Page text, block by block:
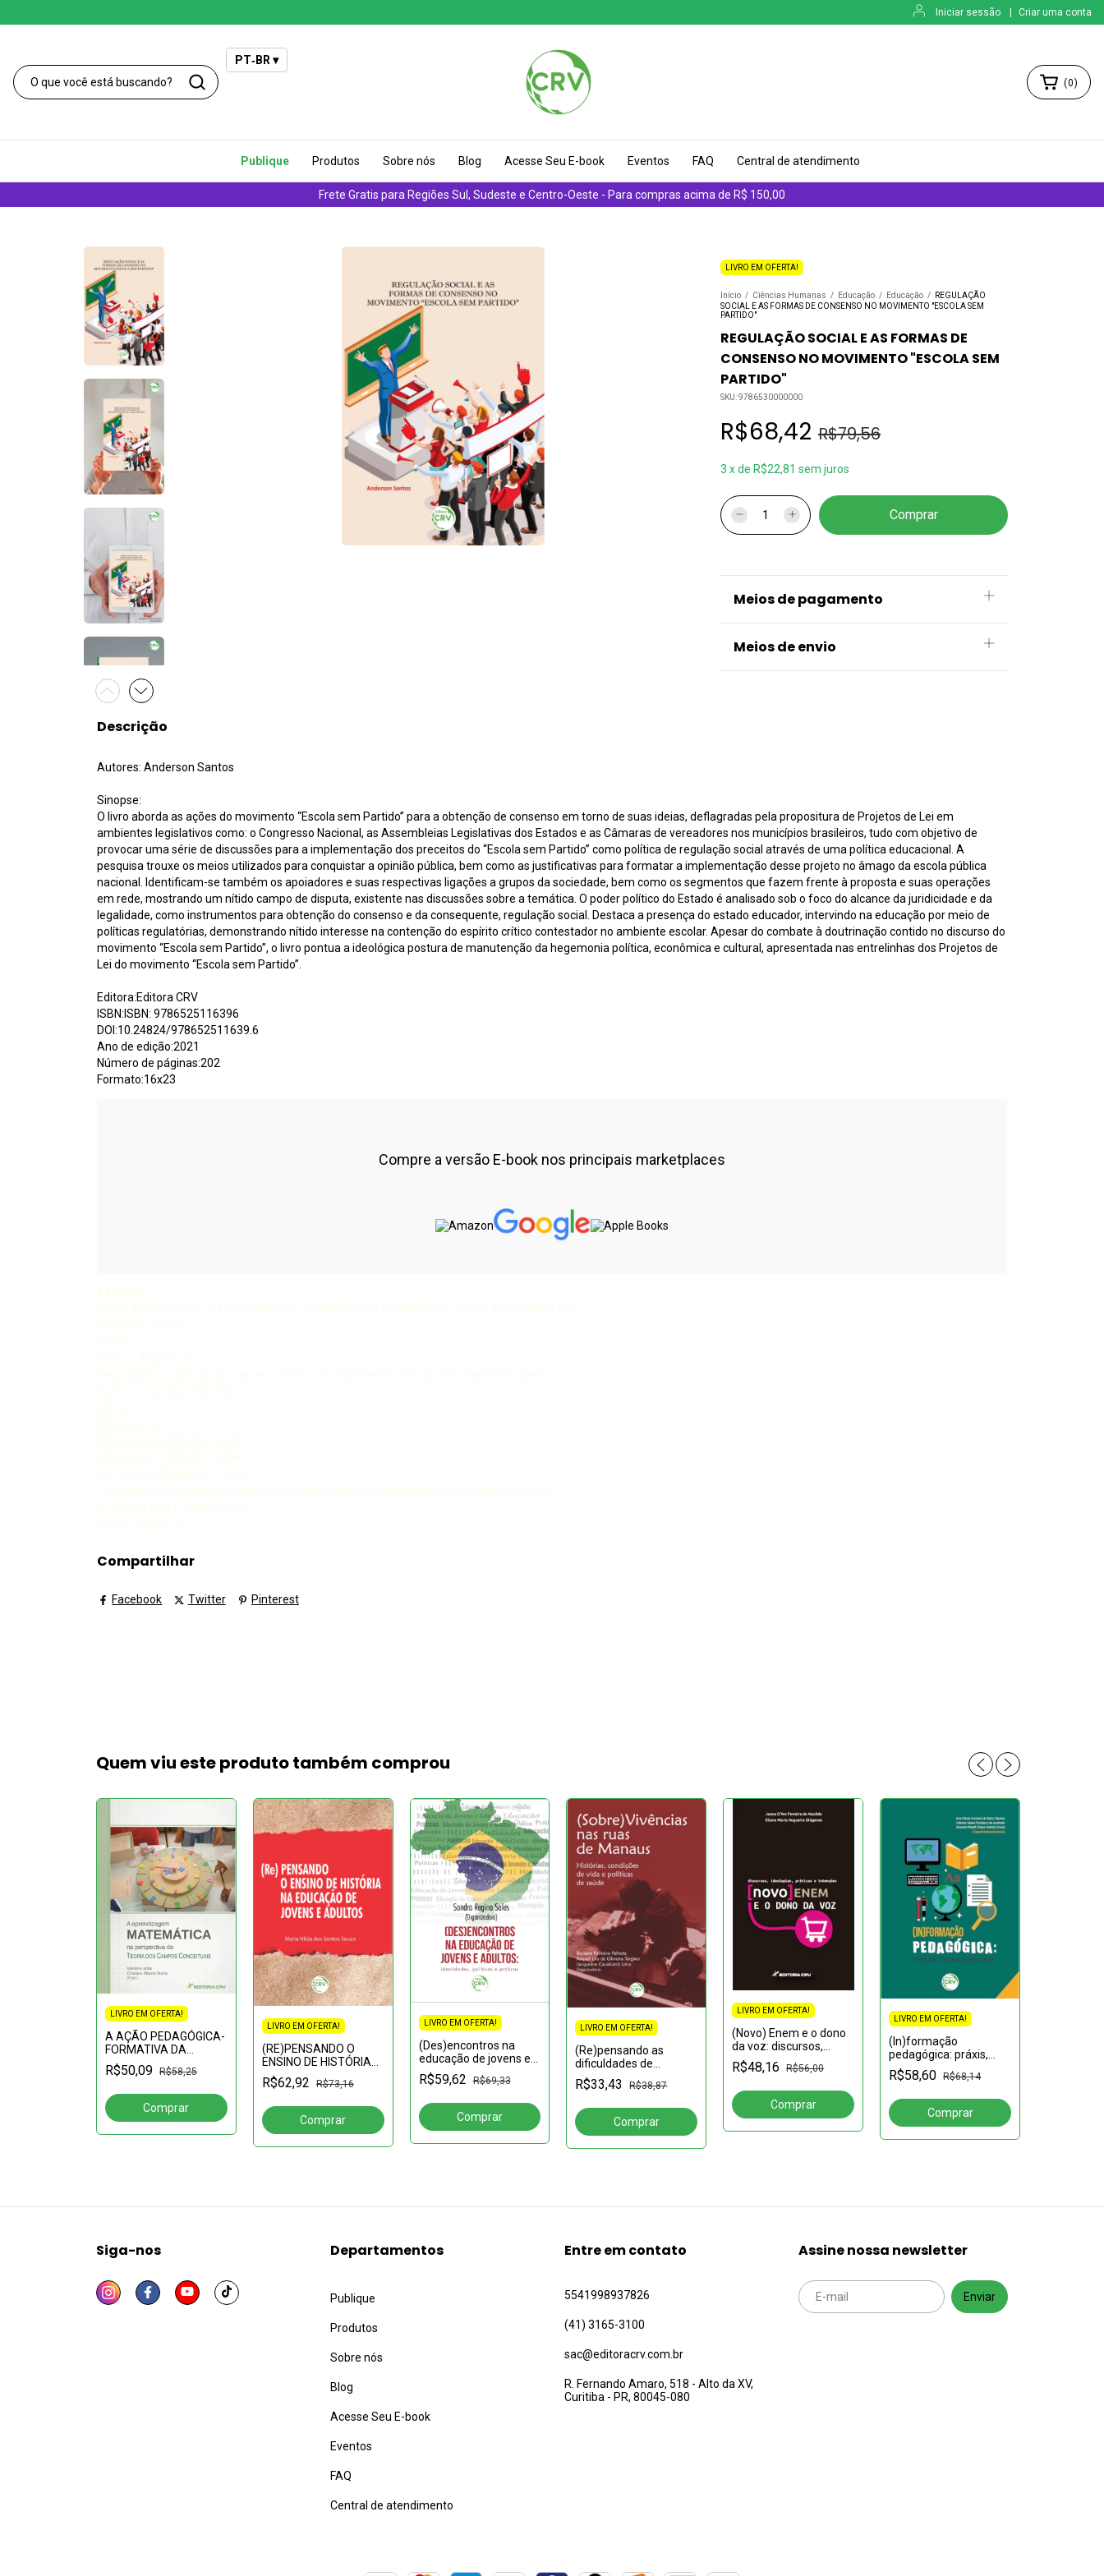
Iniciar sessão Criar uma conta
Frete Gratis para Regiões Sul, Sudeste e Centro-Oeste - Para compras acima de R$ 150,00
(0)
Publique Produtos Sobre nós Blog Acesse Seu E-book Eventos FAQ Central de atendimento
PT‑BR ▾
LIVRO EM OFERTA!
Início / Ciências Humanas / Educação / Educação /
REGULAÇÃO
SOCIAL E AS FORMAS DE CONSENSO NO MOVIMENTO "ESCOLA SEM
PARTIDO"
REGULAÇÃO SOCIAL E AS FORMAS DE
CONSENSO NO MOVIMENTO "ESCOLA SEM
PARTIDO"
SKU:9786530000000
R$68,42 R$79,56
3 xde R$22,81 sem juros
Meios de pagamento
Meios de envio
Descrição
Autores: Anderson Santos
Sinopse:
O livro aborda as ações do movimento “Escola sem Partido” para a obtenção de consenso em torno de suas ideias, deflagradas pela propositura de Projetos de Lei em
ambientes legislativos como: o Congresso Nacional, as Assembleias Legislativas dos Estados e as Câmaras de vereadores nos municípios brasileiros, tudo com objetivo de
provocar uma série de discussões para a implementação dos preceitos do “Escola sem Partido” como política de regulação social através de uma política educacional. A
pesquisa trouxe os meios utilizados para conquistar a opinião pública, bem como as justificativas para formatar a implementação desse projeto no âmago da escola pública
nacional. Identificam-se também os apoiadores e suas respectivas ligações a grupos da sociedade, bem como os segmentos que fazem frente à proposta e suas operações
em rede, mostrando um nítido campo de disputa, existente nas discussões sobre a temática. O poder político do Estado é analisado sob o foco do alcance da juridicidade e da
legalidade, como instrumentos para obtenção do consenso e da consequente, regulação social. Destaca a presença do estado educador, intervindo na educação por meio de
políticas regulatórias, demonstrando nítido interesse na contenção do espírito crítico contestador no ambiente escolar. Apesar do combate à doutrinação contido no discurso do
movimento “Escola sem Partido”, o livro pontua a ideológica postura de manutenção da hegemonia política, econômica e cultural, apresentada nas entrelinhas dos Projetos de
Lei do movimento “Escola sem Partido”.
Editora:Editora CRV
ISBN:ISBN: 9786525116396
DOI:10.24824/978652511639.6
Ano de edição:2021
Número de páginas:202
Formato:16x23
Compre a versão E-book nos principais marketplaces
Compartilhar
Facebook Twitter Pinterest
Quem viu este produto também comprou
LIVRO EM OFERTA!
A AÇÃO PEDAGÓGICA-
FORMATIVA DA
COMPANHIA DE JESUS
NA CIDADE DE BELÉM
1759)
R$50,09 R$58,25
LIVRO EM OFERTA!
(RE)PENSANDO O
ENSINO DE HISTÓRIA
NA EDUCAÇÃO DE
JOVENS E ADULTOS
R$62,92 R$73,16
LIVRO EM OFERTA!
(Des)encontros na
educação de jovens e
adultos: identidades,
políticas e práticas
R$59,62 R$69,33
LIVRO EM OFERTA!
(Re)pensando as
dificuldades de
aprendizagem:
reflexões ao professor
ensino aprendizagem
da língua
R$33,43 R$38,87
LIVRO EM OFERTA!
(Novo) Enem e o dono
da voz: discursos,
ideologias, práticas e
intenções
R$48,16 R$56,00
LIVRO EM OFERTA!
(In)formação
pedagógica: práxis,
teoria e método
R$58,60 R$68,14
Siga-nos Departamentos
Publique
Produtos
Sobre nós
Blog
Acesse Seu E-book
Eventos
FAQ
Central de atendimento
Entre em contato
5541998937826
(41) 3165-3100
sac@editoracrv.com.br
R. Fernando Amaro, 518 - Alto da XV,
Curitiba - PR, 80045-080
Assine nossa newsletter